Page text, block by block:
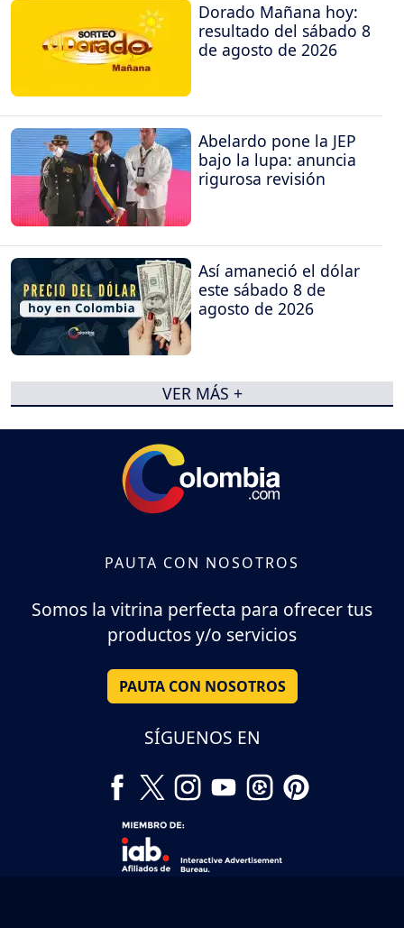
Dorado Mañana hoy:
resultado del sábado 8
de agosto de 2026
Abelardo pone la JEP
bajo la lupa: anuncia
rigurosa revisión
Así amaneció el dólar
este sábado 8 de
agosto de 2026
VER MÁS +
PAUTA CON NOSOTROS
Somos la vitrina perfecta para ofrecer tus
productos y/o servicios
PAUTA CON NOSOTROS
SÍGUENOS EN